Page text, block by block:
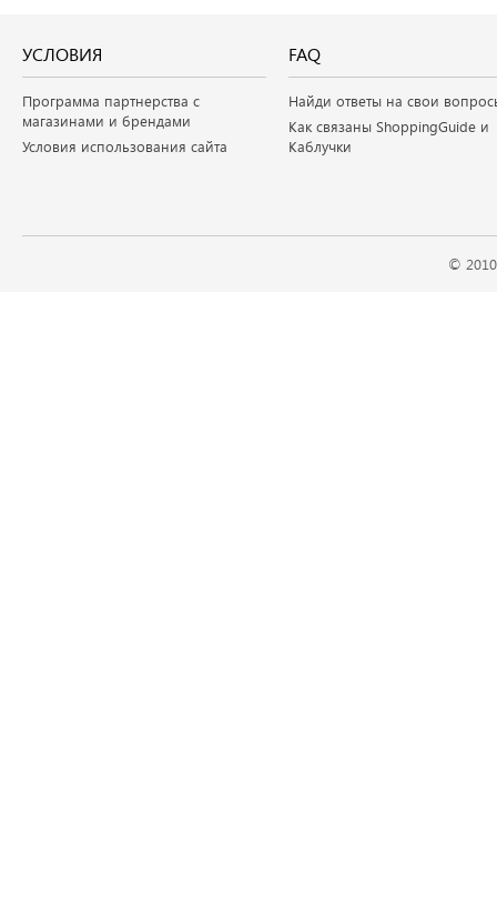
УСЛОВИЯ
Программа партнерства с
магазинами и брендами
Условия использования сайта
FAQ
Найди ответы на свои
Как связаны ShoppingGuide и
Каблучки
©